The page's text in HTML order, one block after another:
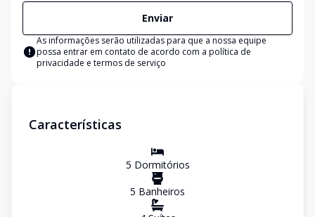
Enviar
As informações serão utilizadas para que a nossa equipe
possa entrar em contato de acordo com a política de
privacidade e termos de serviço
Características
5 Dormitórios
5 Banheiros